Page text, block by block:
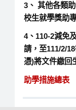
3、 其他各類
校生就學獎助
4、110-2減免
請，至111/2/
憑)將文件繳回
助學措施總表